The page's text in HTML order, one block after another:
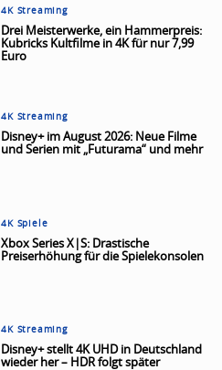
4K Streaming
Drei Meisterwerke, ein Hammerpreis:
Kubricks Kultfilme in 4K für nur 7,99
Euro
4K Streaming
Disney+ im August 2026: Neue Filme
und Serien mit „Futurama“ und mehr
4K Spiele
Xbox Series X|S: Drastische
Preiserhöhung für die Spielekonsolen
4K Streaming
Disney+ stellt 4K UHD in Deutschland
wieder her – HDR folgt später